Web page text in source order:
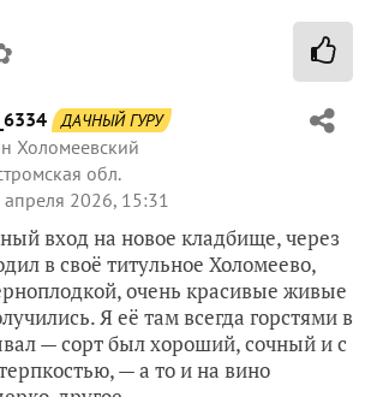
ДАЧНЫЙ ГУРУ
Холомеевский
обл.
апреля 2026, 15:31
вход на новое кладбище, через
в своё титульное Холомеево,
очень красивые живые
Я её там всегда горстями в
— сорт был хороший, сочный и с
— а то и на вино